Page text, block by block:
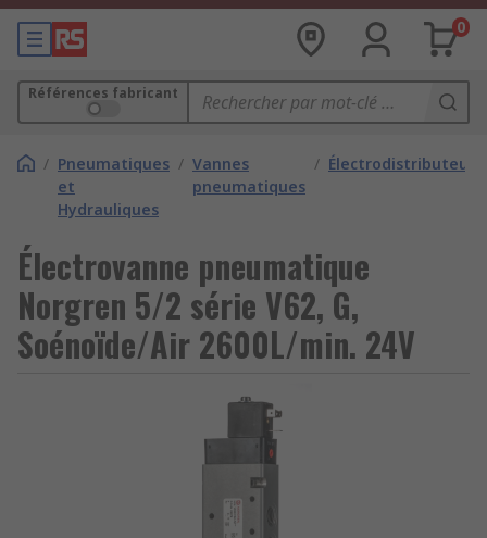
0
Références fabricant
/ Pneumatiques
et
Hydrauliques
/ Vannes
pneumatiques
/ Électrodistributeurs
Électrovanne pneumatique
Norgren 5/2 série V62, G,
Soénoïde/Air 2600L/min. 24V